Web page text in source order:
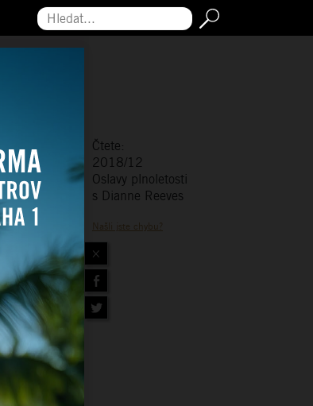
Hledat...
Čtete:
2018/12
Oslavy plnoletosti
s Dianne Reeves
Našli jste chybu?
×